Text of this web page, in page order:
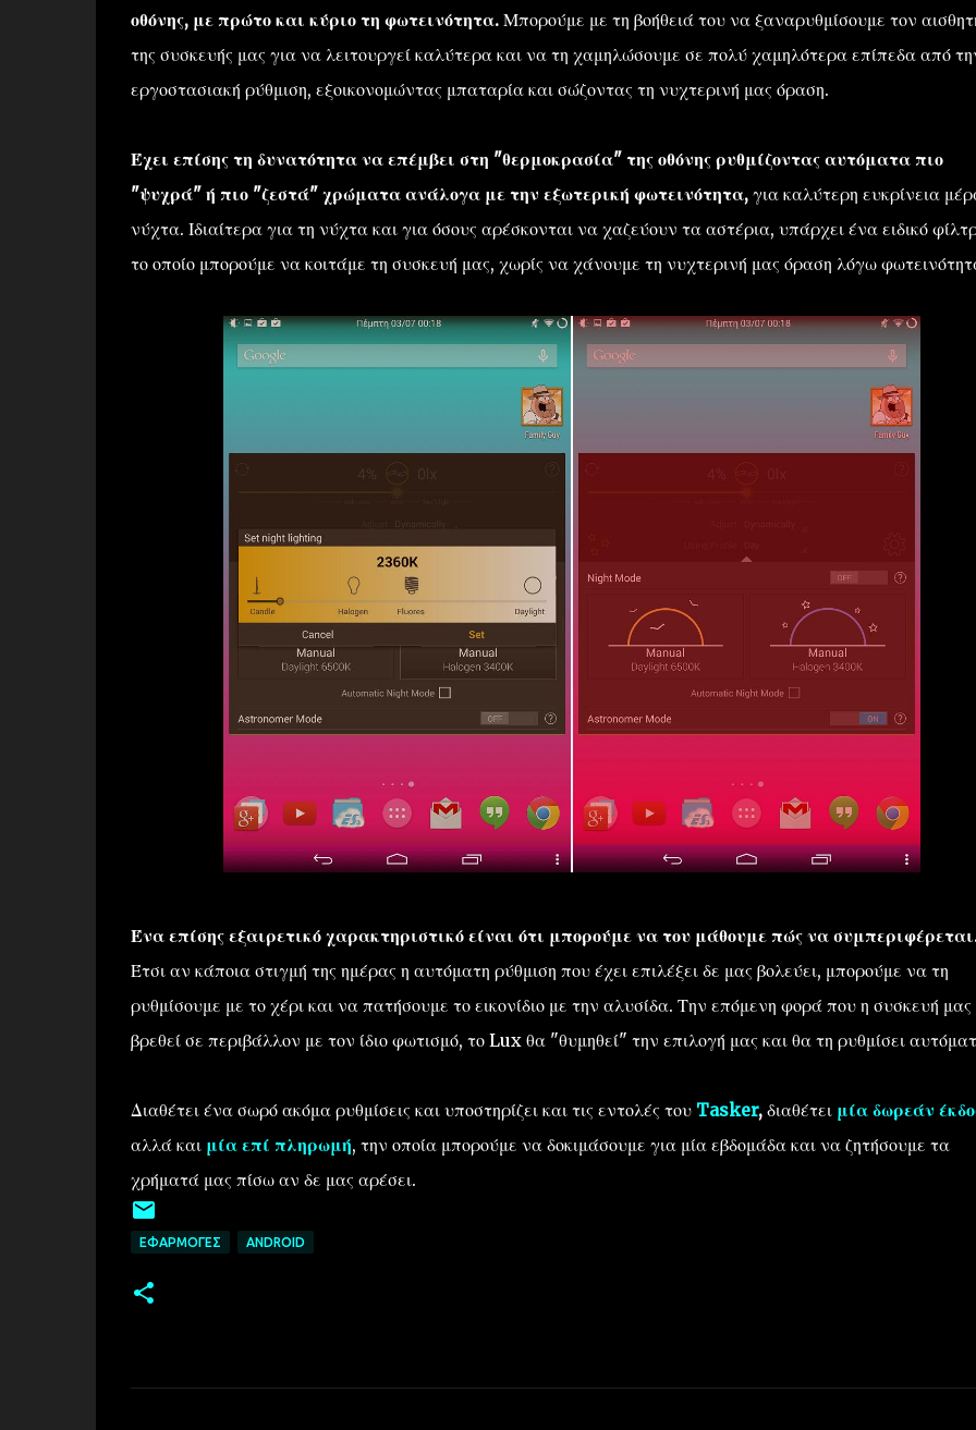
οθόνης, με πρώτο και κύριο τη φωτεινότητα.Μπορούμε με τη βοήθειά του να ξαναρυθμίσουμε τον
της συσκευής μας για να λειτουργεί καλύτερα και να τη χαμηλώσουμε σε πολύ χαμηλότερα επίπεδα από
εργοστασιακή ρύθμιση, εξοικονομώντας μπαταρία και σώζοντας τη νυχτερινή μας όραση.
Έχει επίσης τη δυνατότητα να επέμβει στη "θερμοκρασία" της οθόνης ρυθμίζοντας αυτόματα πιο
"ψυχρά" ή πιο "ζεστά" χρώματα ανάλογα με την εξωτερική φωτεινότητα,για καλύτερη ευκρίνεια
νύχτα. Ιδιαίτερα για τη νύχτα και για όσους αρέσκονται να χαζεύουν τα αστέρια, υπάρχει ένα ειδικό
το οποίο μπορούμε να κοιτάμε τη συσκευή μας, χωρίς να χάνουμε τη νυχτερινή μας όραση λόγω
Ένα επίσης εξαιρετικό χαρακτηριστικό είναι ότι μπορούμε να του μάθουμε πώς να
Έτσι αν κάποια στιγμή της ημέρας η αυτόματη ρύθμιση που έχει επιλέξει δε μας βολεύει, μπορούμε να τη
ρυθμίσουμε με το χέρι και να πατήσουμε το εικονίδιο με την αλυσίδα. Την επόμενη φορά που η συσκευή μας
βρεθεί σε περιβάλλον με τον ίδιο φωτισμό, το Lux θα "θυμηθεί" την επιλογή μας και θα τη ρυθμίσει
Διαθέτει ένα σωρό ακόμα ρυθμίσεις και υποστηρίζει και τις εντολές του Tasker,διαθέτει μία δωρεάν
αλλά και μία επί πληρωμή, την οποία μπορούμε να δοκιμάσουμε για μία εβδομάδα και να ζητήσουμε τα
χρήματά μας πίσω αν δε μας αρέσει.
ΕΦΑΡΜΟΓΈΣ ANDROID